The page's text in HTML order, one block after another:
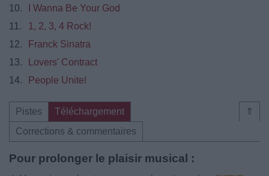
10.
I Wanna Be Your God
11.
1, 2, 3, 4 Rock!
12.
Franck Sinatra
13.
Lovers' Contract
14.
People Unite!
⇑
Pistes
Téléchargement
Corrections & commentaires
Pour prolonger le plaisir musical :